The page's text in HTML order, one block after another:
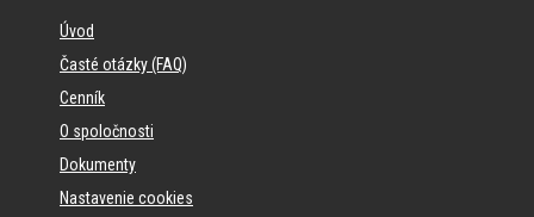
Úvod
Časté otázky (FAQ)
Cenník
O spoločnosti
Dokumenty
Nastavenie cookies